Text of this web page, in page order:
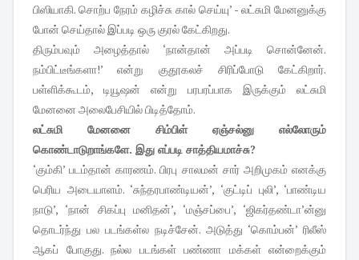
பிஸியாகி. சொற்ப நேரம் கழிச்சு கால் செய்யு’ - லட்சுமி மேனனுக்கு
போன் செய்தால் இப்படி ஒரு குரல் கேட்கிறது.
திரும்பவும் அழைத்தால் ‘நான்தான் அப்படி சொன்னேன்.
நம்பிட்டீங்களா!’ என்று குதூகலச் சிரிப்போடு கேட்கிறார்.
பள்ளிக்கூடம், டியூஷன் என்று பரபரப்பாக இருக்கும் லட்சுமி
மேனனை அலைபேசியில் பிடித்தோம்.
லட்சுமி மேனனை சிம்பிள் ஏஞ்சல்னு எல்லோரும்
கொண்டாடுறாங்களே. இது எப்படி சாத்தியமாச்சு?
‘கும்கி’ படம்தான் காரணம். பிரபு சாலமன் சார் அறிமுகம் எனக்கு
பெரிய அடையாளம். ‘சுந்தரபாண்டியன்’, ‘குட்டிப் புலி’, ‘பாண்டிய
நாடு’, ‘நான் சிகப்பு மனிதன்’, ‘மஞ்சப்பை’, ‘ஜிகர்தண்டா’ன்னு
தொடர்ந்து பல படங்கள்ல நடிச்சேன். அடுத்து ‘கொம்பன்’ ரிலீஸ்
ஆகப் போகுது. நல்ல படங்கள் பண்ணா மக்கள் என்றைக்கும்